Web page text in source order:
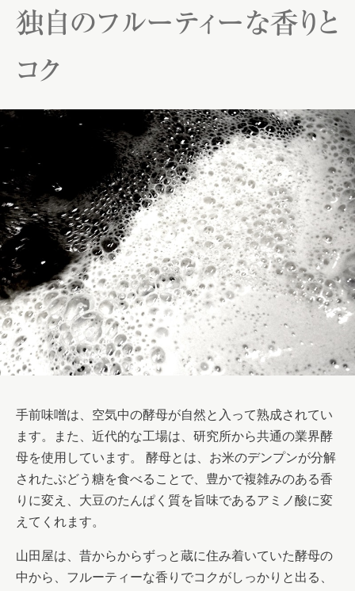
独自のフルーティーな香りと
コク
手前味噌は、空気中の酵母が自然と入って熟成されてい
ます。また、近代的な工場は、研究所から共通の業界酵
母を使用しています。 酵母とは、お米のデンプンが分解
されたぶどう糖を食べることで、豊かで複雑みのある香
りに変え、大豆のたんぱく質を旨味であるアミノ酸に変
えてくれます。
山田屋は、昔からからずっと蔵に住み着いていた酵母の
中から、フルーティーな香りでコクがしっかりと出る、